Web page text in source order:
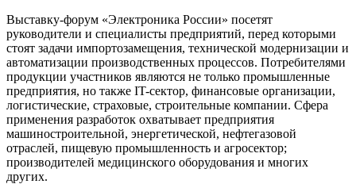
Выставку-форум «Электроника России» посетят
руководители и специалисты предприятий, перед которыми
стоят задачи импортозамещения, технической модернизации и
автоматизации производственных процессов. Потребителями
продукции участников являются не только промышленные
предприятия, но также IT-сектор, финансовые организации,
логистические, страховые, строительные компании. Сфера
применения разработок охватывает предприятия
машиностроительной, энергетической, нефтегазовой
отраслей, пищевую промышленность и агросектор;
производителей медицинского оборудования и многих
других.